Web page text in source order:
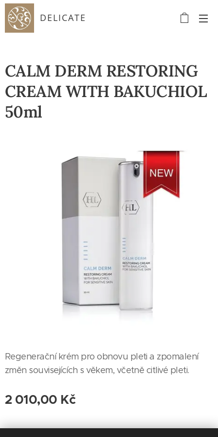
DELICATE
CALM DERM RESTORING
CREAM WITH BAKUCHIOL
50ml
Regenerační krém pro obnovu pleti a zpomalení
změn souvisejících s věkem, včetně citlivé pleti.
2 010,00 Kč